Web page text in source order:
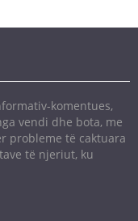
komentues,
vendi dhe bota, me
probleme të caktuara
të njeriut, ku